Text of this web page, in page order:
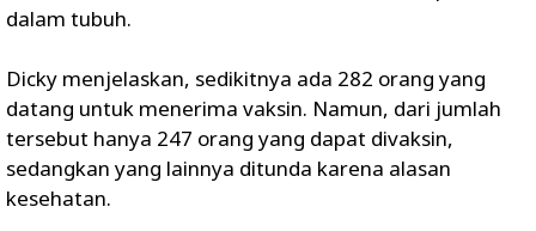
dalam tubuh.
Dicky menjelaskan, sedikitnya ada 282 orang yang
datang untuk menerima vaksin. Namun, dari jumlah
tersebut hanya 247 orang yang dapat divaksin,
sedangkan yang lainnya ditunda karena alasan
kesehatan.